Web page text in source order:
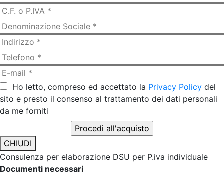
Ho letto, compreso ed accettato la Privacy Policy del
sito e presto il consenso al trattamento dei dati personali
da me forniti
CHIUDI
Consulenza per elaborazione DSU per P.iva individuale
Documenti necessari